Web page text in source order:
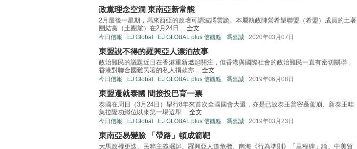
政黨理念空洞 東南亞新常態
2月最後一星期，馬來西亞的政壇可謂波譎雲詭。本屬執政陣營希望聯盟（希盟）成員的土著
團結黨（土團黨）在2月24日 ...全文
今日信報 EJ Global EJ GLOBAL plus 信觀點 馮嘉誠 2020年03月07日
東盟說不得的羅興亞人漂泊故事
政治難民的議題近日在香港重新燃起關注，但香港與國際社會的政治難民一直有密切關聯，
香港對聯合國難民署的私人捐款亦 ...全文
今日信報 EJ Global EJ GLOBAL plus 信觀點 馮嘉誠 2019年06月08日
東盟遷就泰國 間接投巴育一票
泰國在周日（3月24日）舉行8年來首次全國國會大選，亦是已故泰王普密蓬駕崩、新泰王哇
集拉隆功繼位以來第一場選舉 ...全文
今日信報 EJ Global EJ GLOBAL plus 信觀點 馮嘉誠 2019年03月23日
東南亞易變臉 「帶路」頓成箭靶
大馬政權更迭、民粹主義崛起、羅興亞人道危機、南海《行為準則》「里程碑」論、中美貿